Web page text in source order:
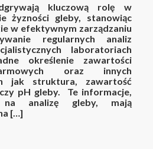
kluczową rolę w
żyzności gleby, stanowiąc
w efektywnym zarządzaniu
regularnych analiz
laboratoriach
określenie zawartości
oraz innych
jak struktura, zawartość
pH gleby. Te informacje,
analizę gleby, mają
[…]